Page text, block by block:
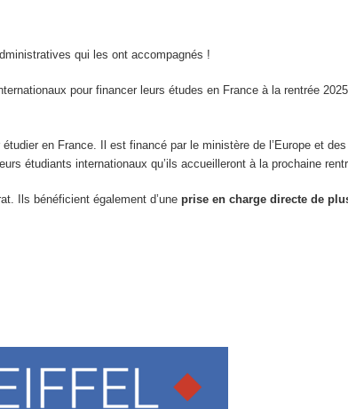
qui les ont accompagnés !
pour financer leurs études en France à la rentrée
en France. Il est financé par le ministère de l’Europe et
étudiants internationaux qu’ils accueilleront à la prochaine
Ils bénéficient également d’uneprise en charge directe de